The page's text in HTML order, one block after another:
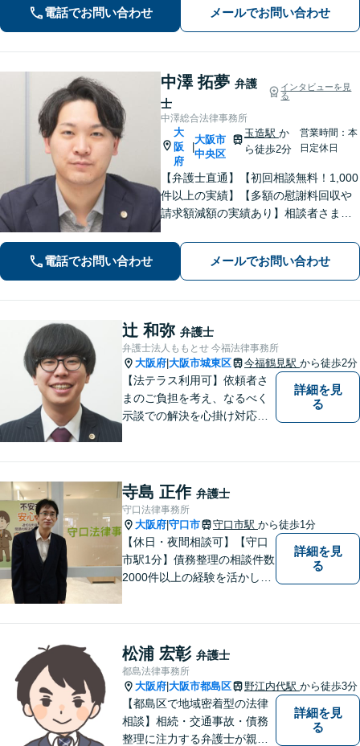
料金体系】【着手金0円】で対応する分
野も！依頼者さまと「共闘」し、最後
電話でお問い合わせ メールでお問い合わせ
中澤 拓夢 弁護
士
インタビューを見
る
中澤総合法律事務所
大
阪
府
大阪市
中央区
玉造駅 か
ら徒歩2分
営業時間：本
日定休日
【弁護士直通】【初回相談無料！1,000
件以上の実績】【多額の慰謝料回収や
請求額減額の実績あり】相談者さまに
丁寧なヒアリングできめ細やかにサポ
ート「刑事事件：執行猶予判決を得た
経験多数」示談交渉はお任せ！
電話でお問い合わせ メールでお問い合わせ
辻 和弥 弁護士
弁護士法人ももとせ 今福法律事務所
大阪府 大阪市城東区 今福鶴見駅 から徒歩2分
【法テラス利用可】依頼者さ
まのご負担を考え、なるべく
示談での解決を心掛け対応い
で頼れる弁護士を目指しま
す。【休日相談可】【今福鶴
見駅2分】
詳細を見
る
寺島 正作 弁護士
守口法律事務所
大阪府 守口市 守口市駅 から徒歩1分
【休日・夜間相談可】【守口
市駅1分】債務整理の相談件数
2000件以上の経験を活かし、
頼者様が不安を抱かないよう
に、わかりやすく的確なアド
バイスを心がけております。
詳細を見
る
松浦 宏彰 弁護士
都島法律事務所
大阪府 大阪市都島区 野江内代駅 から徒歩3分
【都島区で地域密着型の法律
相談】相続・交通事故・債務
整理に注力する弁護士が親身
詳細を見
る